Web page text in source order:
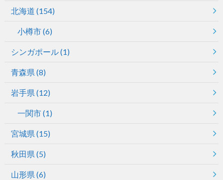
北海道 (154)
小樽市(6)
シンガポール(1)
青森県 (8)
岩手県 (12)
一関市(1)
宮城県 (15)
秋田県 (5)
山形県 (6)